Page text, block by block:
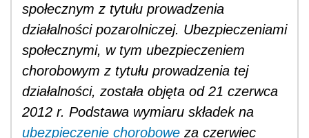
społecznym z tytułu prowadzenia
działalności pozarolniczej. Ubezpieczeniami
społecznymi, w tym ubezpieczeniem
chorobowym z tytułu prowadzenia tej
działalności, została objęta od 21 czerwca
2012 r. Podstawa wymiaru składek na
ubezpieczenie chorobowe za czerwiec